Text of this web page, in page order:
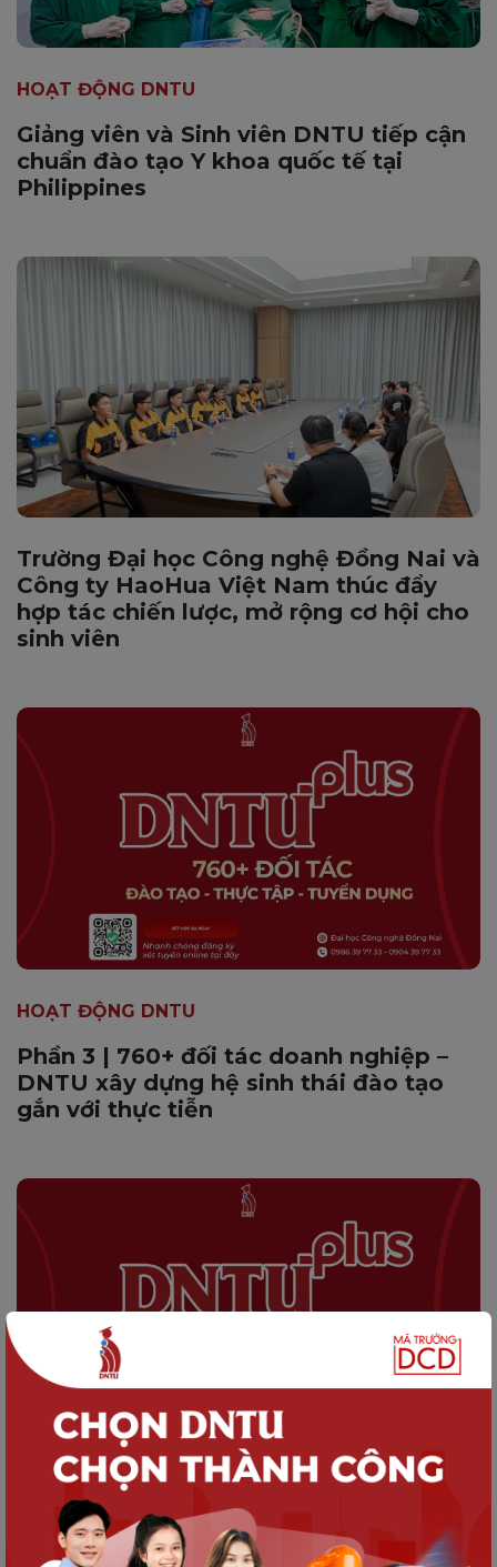
HOẠT ĐỘNG DNTU
Giảng viên và Sinh viên DNTU tiếp cận
chuẩn đào tạo Y khoa quốc tế tại
Philippines
Trường Đại học Công nghệ Đồng Nai và
Công ty HaoHua Việt Nam thúc đẩy
hợp tác chiến lược, mở rộng cơ hội cho
sinh viên
HOẠT ĐỘNG DNTU
Phần 3 | 760+ đối tác doanh nghiệp –
DNTU xây dựng hệ sinh thái đào tạo
gắn với thực tiễn
HOẠT ĐỘNG DNTU
Phần 2 | 760+ đối tác doanh nghiệp –
DNTU xây dựng hệ sinh thái đào tạo